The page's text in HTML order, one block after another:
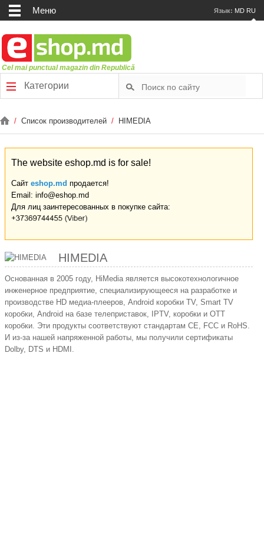
Меню Язык: MD RU
Cel mai punctual magazin din Republică
Категории
/ Список производителей / HIMEDIA
The website eshop.md is for sale!
Сайт eshop.md продается!
Email: info@eshop.md
Для лиц заинтересованных в покупке сайта:
HIMEDIA
Основанная в 2005 году, HiMedia является высокотехнологичное
инженерное предприятие, специализирующееся на разработке и
производстве HD медиа-плееров, Android коробки TV, Smart TV
коробки, Android на базе телеприставок, IPTV, коробки и OTT
коробки. Эти продукты соответствуют стандартам CE, FCC и RoHS.
И из-за нашей напряженной работы, мы получили сертификаты
Dolby, DTS и HDMI.